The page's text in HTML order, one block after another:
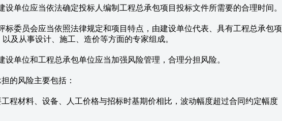
位应当依法确定投标人编制工程总承包项目投标文件所需要的合理时间。
员会应当依照法律规定和项目特点，由建设单位代表、具有工程总承包项
及从事设计、施工、造价等方面的专家组成。
位和工程总承包单位应当加强风险管理，合理分担风险。
风险主要包括：
材料、设备、人工价格与招标时基期价相比，波动幅度超过合同约定幅度